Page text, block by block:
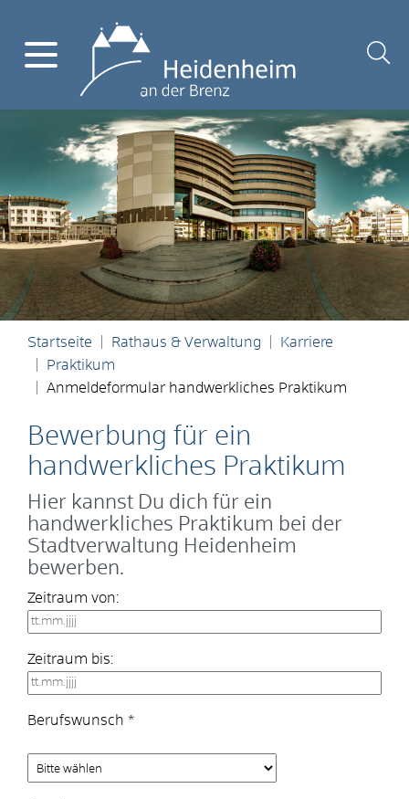
Startseite Rathaus & Verwaltung
Karriere
Praktikum
Anmeldeformular handwerkliches Praktikum
Bewerbung für ein
handwerkliches Praktikum
Hier kannst Du dich für ein
handwerkliches Praktikum bei der
Stadtverwaltung Heidenheim
bewerben.
Zeitraum von:
Zeitraum bis:
Berufswunsch *